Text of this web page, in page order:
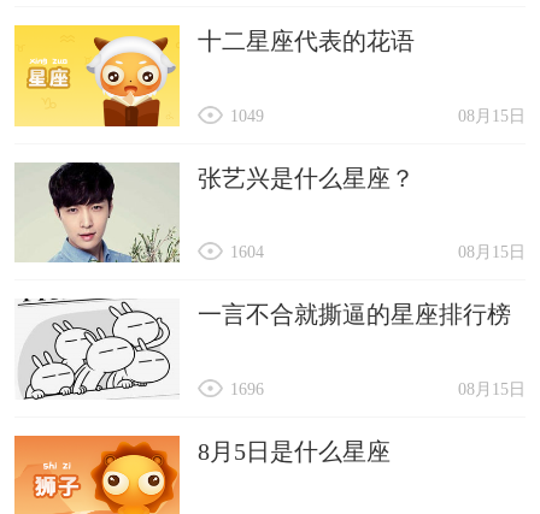
十二星座代表的花语
08月15日
1049
张艺兴是什么星座？
08月15日
1604
一言不合就撕逼的星座排行榜
08月15日
1696
8月5日是什么星座